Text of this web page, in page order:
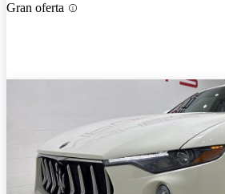
Gran oferta